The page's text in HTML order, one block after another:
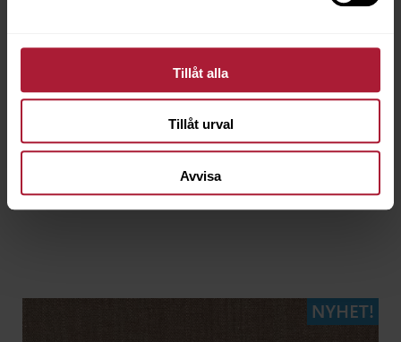
Tillåt alla
Tillåt urval
Avvisa
LEA-0038
Beställningsvara